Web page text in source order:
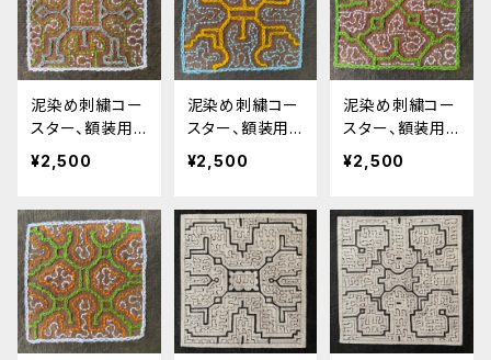
泥染め刺繍コー
スター、額装用
グレー17cm-6
シピボ族の泥
ア雑貨 先住民
の工芸 民藝
¥2,500
泥染め刺繍コー
スター、額装用
山吹17cm-5
シピボ族の泥染
雑貨 先住民の
工芸 民藝
¥2,500
泥染め刺繍コー
スター、額装用
深緑17cm-4 シ
ピボ族の泥染
雑貨 先住民の
工芸 民藝
¥2,500